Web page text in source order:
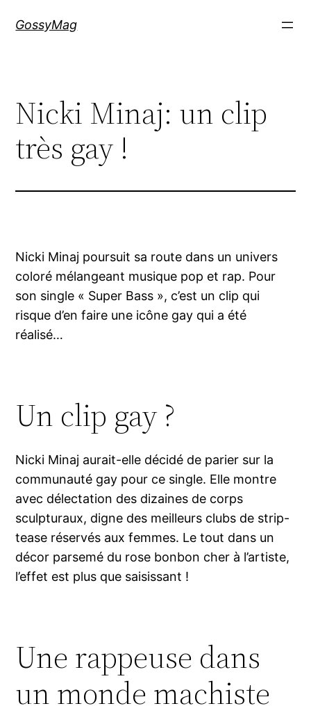
GossyMag
Nicki Minaj: un clip
très gay !
Nicki Minaj poursuit sa route dans un univers
coloré mélangeant musique pop et rap. Pour
son single « Super Bass », c’est un clip qui
risque d’en faire une icône gay qui a été
réalisé…
Un clip gay ?
Nicki Minaj aurait-elle décidé de parier sur la
communauté gay pour ce single. Elle montre
avec délectation des dizaines de corps
sculpturaux, digne des meilleurs clubs de strip-
tease réservés aux femmes. Le tout dans un
décor parsemé du rose bonbon cher à l’artiste,
l’effet est plus que saisissant !
Une rappeuse dans
un monde machiste